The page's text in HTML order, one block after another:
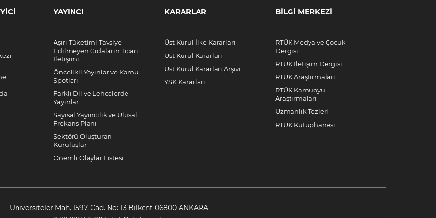
YAYINCI
Aşırı Tüketimi Tavsiye
Edilmeyen Gıdaların Ticari
İletişimi
Öncelikli Yayınlar ve Kamu
Spotları
Farklı Dil ve Lehçelerde
Yayınlar
Sayısal Yayıncılık ve Ulusal
Frekans Planı
Sektörü Oluşturan
Kuruluşlar
Önemli Olaylar Listesi
KARARLAR
Üst Kurul İlke Kararları
Üst Kurul Kararları
Üst Kurul Kararları Arşivi
YSK Kararları
BILGI MERKEZI
RTÜK Medya ve Çocuk
Dergisi
RTÜK İletişim Dergisi
RTÜK Araştırmaları
RTÜK Kamuoyu
Araştırmaları
Uzmanlık Tezleri
RTÜK Kütüphanesi
Üniversiteler Mah. 1597. Cad. No: 13 Bilkent 06800 ANKARA